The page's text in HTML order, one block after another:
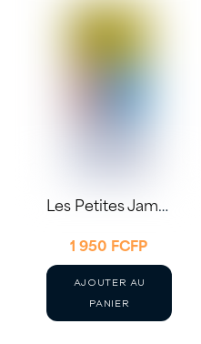
Les Petites Jamelles Blanc 2025 75cl
1 950 FCFP
AJOUTER AU
PANIER